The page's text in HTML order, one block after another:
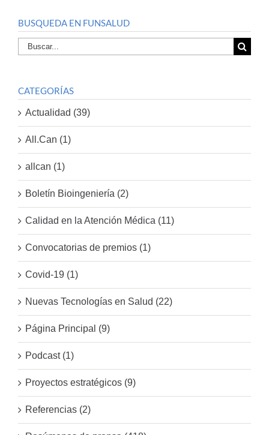
BUSQUEDA EN FUNSALUD
Buscar
por:
CATEGORÍAS
Actualidad (39)
All.Can (1)
allcan (1)
Boletín Bioingeniería (2)
Calidad en la Atención Médica (11)
Convocatorias de premios (1)
Covid-19 (1)
Nuevas Tecnologías en Salud (22)
Página Principal (9)
Podcast (1)
Proyectos estratégicos (9)
Referencias (2)